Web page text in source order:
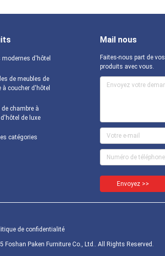
modernes d'hôtel
de meubles de
à coucher d'hôtel
de chambre à
de luxe
catégories
Mail nous
Faites-nous part de
produits avec vous.
Envoyez >>
de confidentialité
Paken Furniture Co., Ltd.. All Rights Reserved.